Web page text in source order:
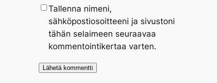
Tallenna nimeni,
sähköpostiosoitteeni ja sivustoni
tähän selaimeen seuraavaa
kommentointikertaa varten.